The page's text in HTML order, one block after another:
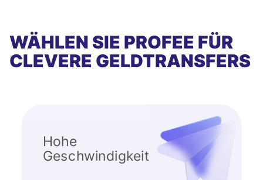
WÄHLEN SIE PROFEE FÜR
CLEVERE GELDTRANSFERS
Hohe
Geschwindigkeit